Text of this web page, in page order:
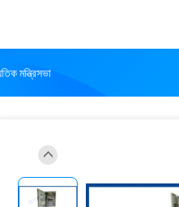
মন্ত্রিসভা